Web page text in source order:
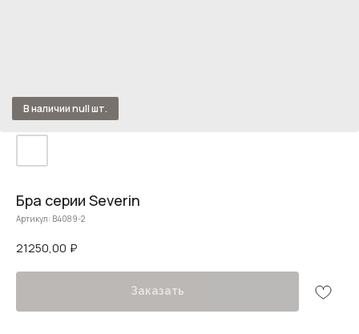
Бра серии Severin
Артикул: B4089-2
21250,00 ₽
Заказать